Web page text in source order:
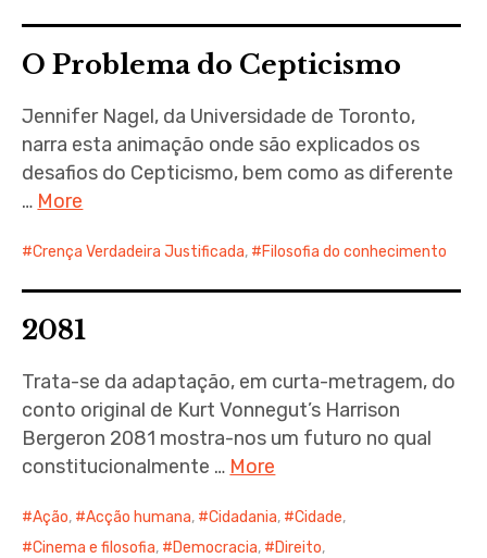
O Problema do Cepticismo
Jennifer Nagel, da Universidade de Toronto,
narra esta animação onde são explicados os
desafios do Cepticismo, bem como as diferente
… More
Crença Verdadeira Justificada, Filosofia do conhecimento
2081
Trata-se da adaptação, em curta-metragem, do
conto original de Kurt Vonnegut’s Harrison
Bergeron 2081 mostra-nos um futuro no qual
constitucionalmente … More
Ação, Acção humana, Cidadania, Cidade,
Cinema e filosofia, Democracia, Direito,